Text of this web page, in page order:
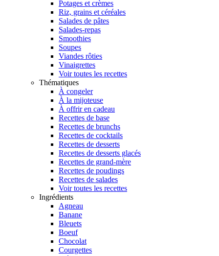
Potages et crèmes
Riz, grains et céréales
Salades de pâtes
Salades-repas
Smoothies
Soupes
Viandes rôties
Vinaigrettes
Voir toutes les recettes
Thématiques
À congeler
À la mijoteuse
À offrir en cadeau
Recettes de base
Recettes de brunchs
Recettes de cocktails
Recettes de desserts
Recettes de desserts glacés
Recettes de grand-mère
Recettes de poudings
Recettes de salades
Voir toutes les recettes
Ingrédients
Agneau
Banane
Bleuets
Boeuf
Chocolat
Courgettes